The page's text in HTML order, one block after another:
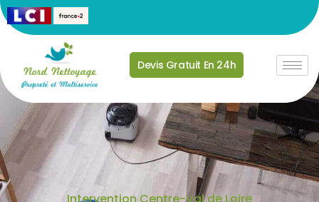
Devis Gratuit En 24h
Intervention Centre-Val de Loire